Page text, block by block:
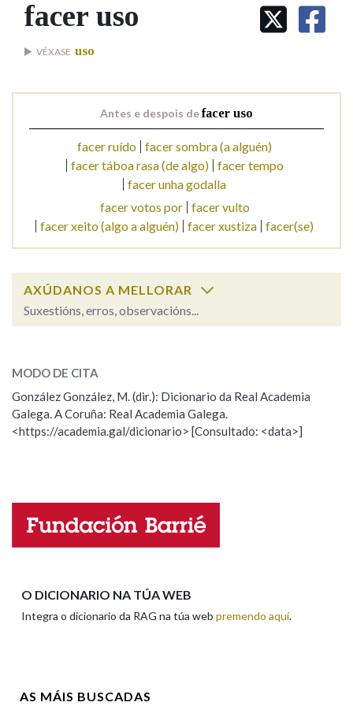
IDENTIDADE CORPORATIVA
MARCIAL DEL ADALID
FIGURAS HOMENAXEADAS
PRIMAVERA DAS LETRAS
PORTAL DAS PALABRAS
Facebook
TwitterYoutubeInstagram
Bluesky
BUSCAR NOS LEMAS
Comeza por
Nas definicións
Na fraseoloxía
Marcas gramaticais
facer uso
VÉXASE uso
Antes e despois defacer uso
facer ruído facer sombra (a alguén)
facer táboa rasa (de algo)
facer tempo
facer unha godalla
facer votos por
facer vulto
facer xeito (algo a alguén) facer xustiza facer(se)
AXÚDANOS A MELLORAR
Suxestións, erros, observacións...
ESCOLLE UNHA OPCIÓN:
Observación Hai un erro na palabra
Propoño mellorar a definición
Nome
MODO DE CITA
González González, M. (dir.): Dicionario da Real Academia
Galega. A Coruña: Real Academia Galega.
<https://academia.gal/dicionario> [Consultado: <data>]
O DICIONARIO NA TÚA WEB
Integra o dicionario da RAG na túa web premendo aquí.
AS MÁIS BUSCADAS